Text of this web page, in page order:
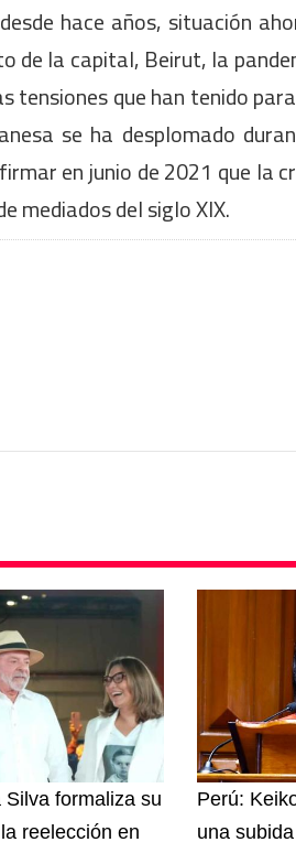
hace años, situación
de la capital, Beirut, la
tensiones que han tenido
se ha desplomado
en junio de 2021 que la
mediados del siglo XIX.
Silva formaliza su
reelección en
Perú:
una